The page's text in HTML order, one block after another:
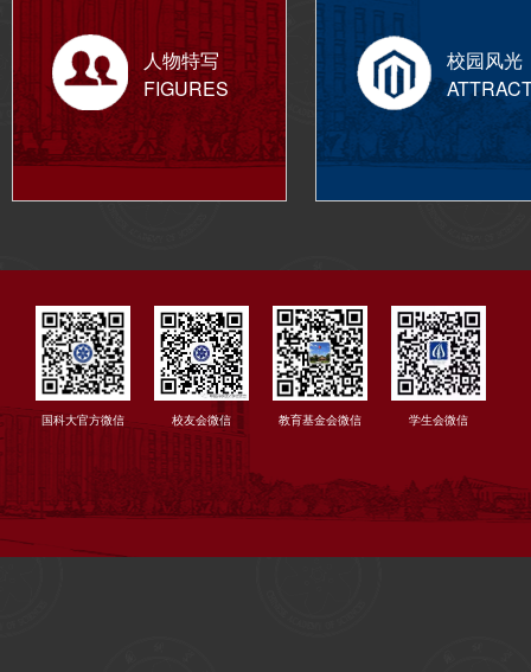
人物特写
FIGURES
校园风光
国科大官方微信 校友会微信 教育基金会微信 学生会微信